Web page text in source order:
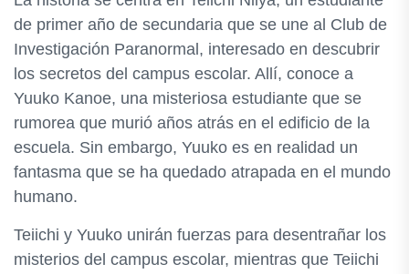
de primer año de secundaria que se une al Club de
Investigación Paranormal, interesado en descubrir
los secretos del campus escolar. Allí, conoce a
Yuuko Kanoe, una misteriosa estudiante que se
rumorea que murió años atrás en el edificio de la
escuela. Sin embargo, Yuuko es en realidad un
fantasma que se ha quedado atrapada en el mundo
humano.
Teiichi y Yuuko unirán fuerzas para desentrañar los
misterios del campus escolar, mientras que Teiichi